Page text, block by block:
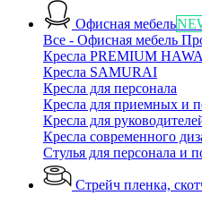
Офисная мебель
Все - Офисная мебель
Кресла PREMIUM
Кресла SAMURAI
Кресла для персонала
Кресла для приемных и
Кресла для
Кресла современного
Стулья для персонала и
Стрейч пленка,